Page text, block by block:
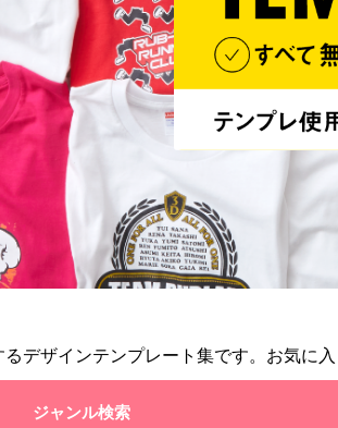
デザインテンプレート集です。お気に
ジャンル検索